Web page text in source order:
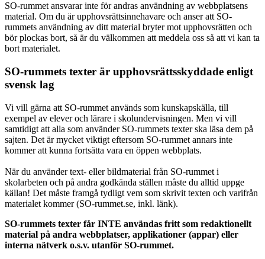
SO-rummet ansvarar inte för andras användning av webbplatsens
material. Om du är upphovsrättsinnehavare och anser att SO-
rummets användning av ditt material bryter mot upphovsrätten och
bör plockas bort, så är du välkommen att meddela oss så att vi kan ta
bort materialet.
SO-rummets texter är upphovsrättsskyddade enligt
svensk lag
Vi vill gärna att SO-rummet används som kunskapskälla, till
exempel av elever och lärare i skolundervisningen. Men vi vill
samtidigt att alla som använder SO-rummets texter ska läsa dem på
sajten. Det är mycket viktigt eftersom SO-rummet annars inte
kommer att kunna fortsätta vara en öppen webbplats.
När du använder text- eller bildmaterial från SO-rummet i
skolarbeten och på andra godkända ställen måste du alltid uppge
källan! Det måste framgå tydligt vem som skrivit texten och varifrån
materialet kommer (SO-rummet.se, inkl. länk).
SO-rummets texter får INTE användas fritt som redaktionellt
material på andra webbplatser, applikationer (appar) eller
interna nätverk o.s.v. utanför SO-rummet.